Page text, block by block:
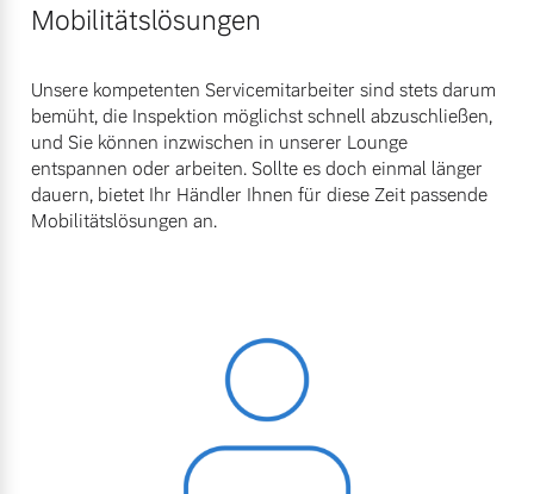
Mobilitätslösungen
Unsere kompetenten Servicemitarbeiter sind stets darum
bemüht, die Inspektion möglichst schnell abzuschließen,
und Sie können inzwischen in unserer Lounge
entspannen oder arbeiten. Sollte es doch einmal länger
dauern, bietet Ihr Händler Ihnen für diese Zeit passende
Mobilitätslösungen an.